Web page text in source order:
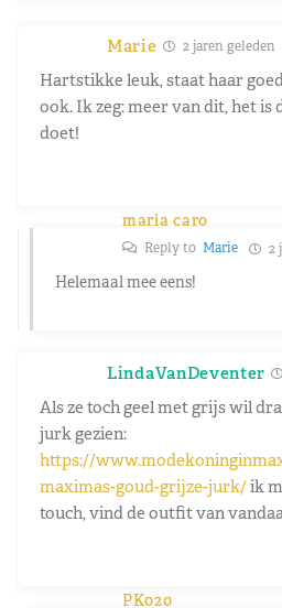
Marie 2 jaren geleden
Hartstikke leuk, staat haar
ook. Ik zeg: meer van dit, het is
doet!
maria caro
Reply to Marie 2
Helemaal mee eens!
LindaVanDeventer
Als ze toch geel met grijs wil
jurk gezien:
https://
maximas-goud-grijze-jurk/ik
touch, vind de outfit van
PK020